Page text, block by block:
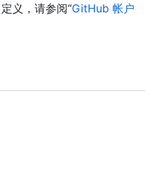
义，请参阅“GitHub 帐户